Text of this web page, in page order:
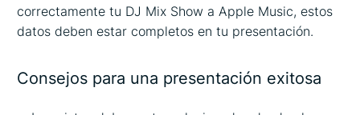
correctamente tu DJ Mix Show a Apple Music, estos
datos deben estar completos en tu presentación.
Consejos para una presentación exitosa